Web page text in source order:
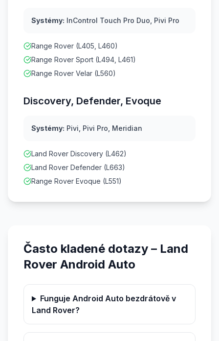
Systémy: InControl Touch Pro Duo, Pivi Pro
Range Rover (L405, L460)
Range Rover Sport (L494, L461)
Range Rover Velar (L560)
Discovery, Defender, Evoque
Systémy: Pivi, Pivi Pro, Meridian
Land Rover Discovery (L462)
Land Rover Defender (L663)
Range Rover Evoque (L551)
Často kladené dotazy – Land
Rover Android Auto
Funguje Android Auto bezdrátově v
Land Rover?